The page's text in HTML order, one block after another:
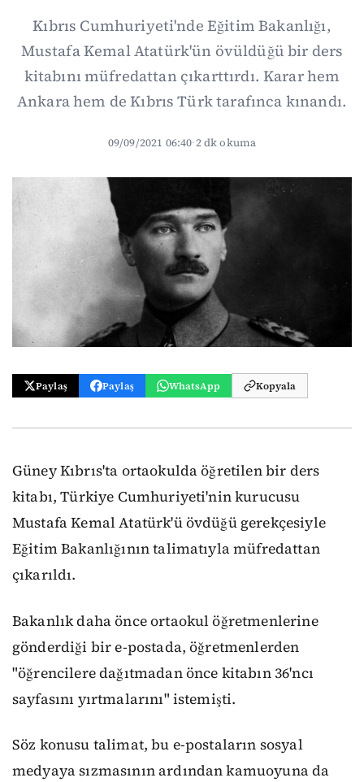
Kıbrıs Cumhuriyeti'nde Eğitim Bakanlığı,
Mustafa Kemal Atatürk'ün övüldüğü bir ders
kitabını müfredattan çıkarttırdı. Karar hem
Ankara hem de Kıbrıs Türk tarafınca kınandı.
09/09/2021 06:40·2 dk okuma
Paylaş Paylaş WhatsApp Kopyala
Güney Kıbrıs'ta ortaokulda öğretilen bir ders
kitabı, Türkiye Cumhuriyeti'nin kurucusu
Mustafa Kemal Atatürk'ü övdüğü gerekçesiyle
Eğitim Bakanlığının talimatıyla müfredattan
çıkarıldı.
Bakanlık daha önce ortaokul öğretmenlerine
gönderdiği bir e-postada, öğretmenlerden
"öğrencilere dağıtmadan önce kitabın 36'ncı
sayfasını yırtmalarını" istemişti.
Söz konusu talimat, bu e-postaların sosyal
medyaya sızmasının ardından kamuoyuna da